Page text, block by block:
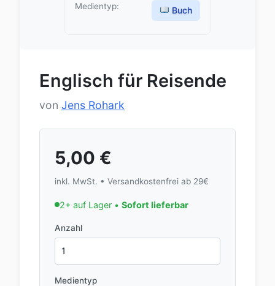
Medientyp: Buch
Englisch für Reisende
von Jens Rohark
5,00 €
inkl. MwSt. • Versandkostenfrei ab 29€
2+ auf Lager • Sofort lieferbar
Anzahl
Medientyp